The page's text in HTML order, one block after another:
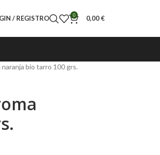
/ REGISTRO 0 0,00€
bio tarro 100 grs.